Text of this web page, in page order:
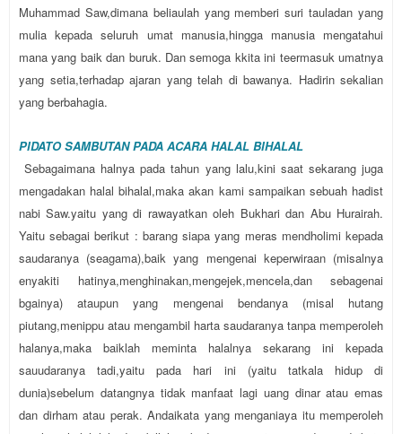
Muhammad Saw,dimana beliaulah yang memberi suri tauladan yang
mulia kepada seluruh umat manusia,hingga manusia mengatahui
mana yang baik dan buruk. Dan semoga kkita ini teermasuk umatnya
yang setia,terhadap ajaran yang telah di bawanya. Hadirin sekalian
yang berbahagia.
PIDATO SAMBUTAN PADA ACARA HALAL BIHALAL
Sebagaimana halnya pada tahun yang lalu,kini saat sekarang juga
mengadakan halal bihalal,maka akan kami sampaikan sebuah hadist
nabi Saw.yaitu yang di rawayatkan oleh Bukhari dan Abu Hurairah.
Yaitu sebagai berikut : barang siapa yang meras mendholimi kepada
saudaranya (seagama),baik yang mengenai keperwiraan (misalnya
enyakiti hatinya,menghinakan,mengejek,mencela,dan sebagenai
bgainya) ataupun yang mengenai bendanya (misal hutang
piutang,menippu atau mengambil harta saudaranya tanpa memperoleh
halanya,maka baiklah meminta halalnya sekarang ini kepada
sauudaranya tadi,yaitu pada hari ini (yaitu tatkala hidup di
dunia)sebelum datangnya tidak manfaat lagi uang dinar atau emas
dan dirham atau perak. Andaikata yang menganiaya itu memperoleh